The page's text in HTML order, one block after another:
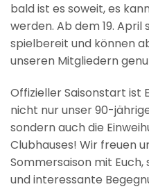
bald ist es soweit, es
werden. Ab dem 19. April
spielbereit und können
unseren Mitgliedern
Offizieller Saisonstart ist
nicht nur unser 90-
sondern auch die
Clubhauses! Wir freuen
Sommersaison mit
und interessante